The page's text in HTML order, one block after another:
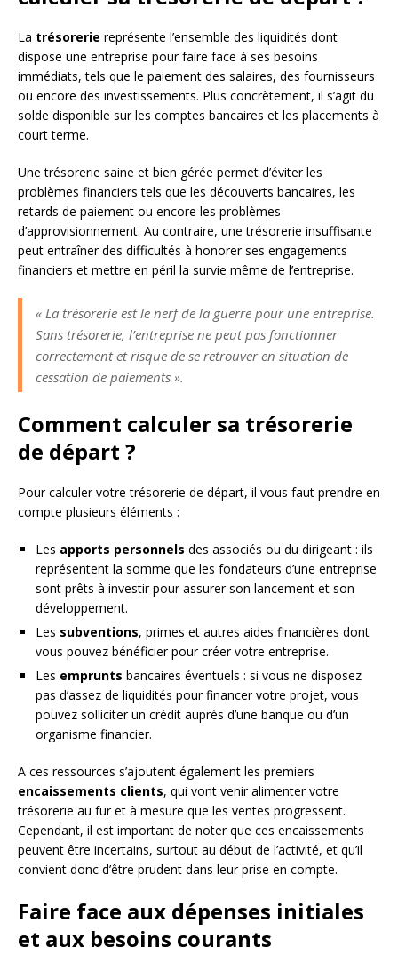
La trésorerie représente l’ensemble des liquidités dont
dispose une entreprise pour faire face à ses besoins
immédiats, tels que le paiement des salaires, des fournisseurs
ou encore des investissements. Plus concrètement, il s’agit du
solde disponible sur les comptes bancaires et les placements à
court terme.
Une trésorerie saine et bien gérée permet d’éviter les
problèmes financiers tels que les découverts bancaires, les
retards de paiement ou encore les problèmes
d’approvisionnement. Au contraire, une trésorerie insuffisante
peut entraîner des difficultés à honorer ses engagements
financiers et mettre en péril la survie même de l’entreprise.
« La trésorerie est le nerf de la guerre pour une entreprise.
Sans trésorerie, l’entreprise ne peut pas fonctionner
correctement et risque de se retrouver en situation de
cessation de paiements ».
Comment calculer sa trésorerie
de départ ?
Pour calculer votre trésorerie de départ, il vous faut prendre en
compte plusieurs éléments :
Les apports personnels des associés ou du dirigeant : ils
représentent la somme que les fondateurs d’une entreprise
sont prêts à investir pour assurer son lancement et son
développement.
Les subventions, primes et autres aides financières dont
vous pouvez bénéficier pour créer votre entreprise.
Les emprunts bancaires éventuels : si vous ne disposez
pas d’assez de liquidités pour financer votre projet, vous
pouvez solliciter un crédit auprès d’une banque ou d’un
organisme financier.
A ces ressources s’ajoutent également les premiers
encaissements clients, qui vont venir alimenter votre
trésorerie au fur et à mesure que les ventes progressent.
Cependant, il est important de noter que ces encaissements
peuvent être incertains, surtout au début de l’activité, et qu’il
convient donc d’être prudent dans leur prise en compte.
Faire face aux dépenses initiales
et aux besoins courants